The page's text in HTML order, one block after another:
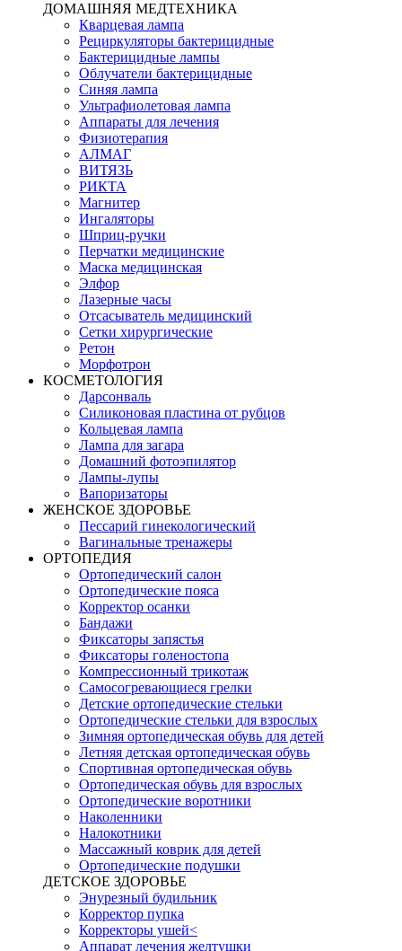
ДОМАШНЯЯ МЕДТЕХНИКА
Кварцевая лампа
Рециркуляторы бактерицидные
Бактерицидные лампы
Облучатели бактерицидные
Синяя лампа
Ультрафиолетовая лампа
Аппараты для лечения
Физиотерапия
АЛМАГ
ВИТЯЗЬ
РИКТА
Магнитер
Ингаляторы
Шприц-ручки
Перчатки медицинские
Маска медицинская
Элфор
Лазерные часы
Отсасыватель медицинский
Сетки хирургические
Ретон
Морфотрон
КОСМЕТОЛОГИЯ
Дарсонваль
Силиконовая пластина от рубцов
Кольцевая лампа
Лампа для загара
Домашний фотоэпилятор
Лампы-лупы
Вапоризаторы
ЖЕНСКОЕ ЗДОРОВЬЕ
Пессарий гинекологический
Вагинальные тренажеры
ОРТОПЕДИЯ
Ортопедический салон
Ортопедические пояса
Корректор осанки
Бандажи
Фиксаторы запястья
Фиксаторы голеностопа
Компрессионный трикотаж
Самосогревающиеся грелки
Детские ортопедические стельки
Ортопедические стельки для взрослых
Зимняя ортопедическая обувь для детей
Летняя детская ортопедическая обувь
Спортивная ортопедическая обувь
Ортопедическая обувь для взрослых
Ортопедические воротники
Наколенники
Налокотники
Массажный коврик для детей
Ортопедические подушки
ДЕТСКОЕ ЗДОРОВЬЕ
Энурезный будильник
Корректор пупка
Корректоры ушей<
Аппарат лечения желтушки